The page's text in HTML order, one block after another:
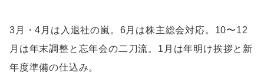
3月・4月は入退社の嵐。6月は株主総会対応。10〜12
月は年末調整と忘年会の二刀流。1月は年明け挨拶と新
年度準備の仕込み。